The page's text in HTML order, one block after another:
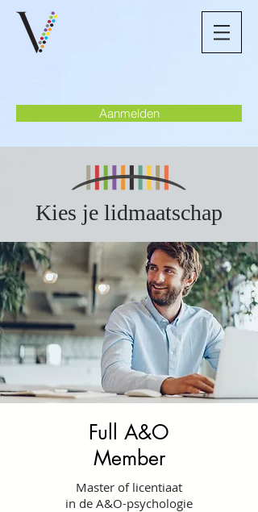
Aanmelden
Kies je lidmaatschap
Full A&O
Member
Master of licentiaat
in de A&O-psychologie